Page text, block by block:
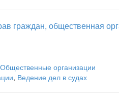
граждан, общественная
Общественные организации
, Ведение дел в судах